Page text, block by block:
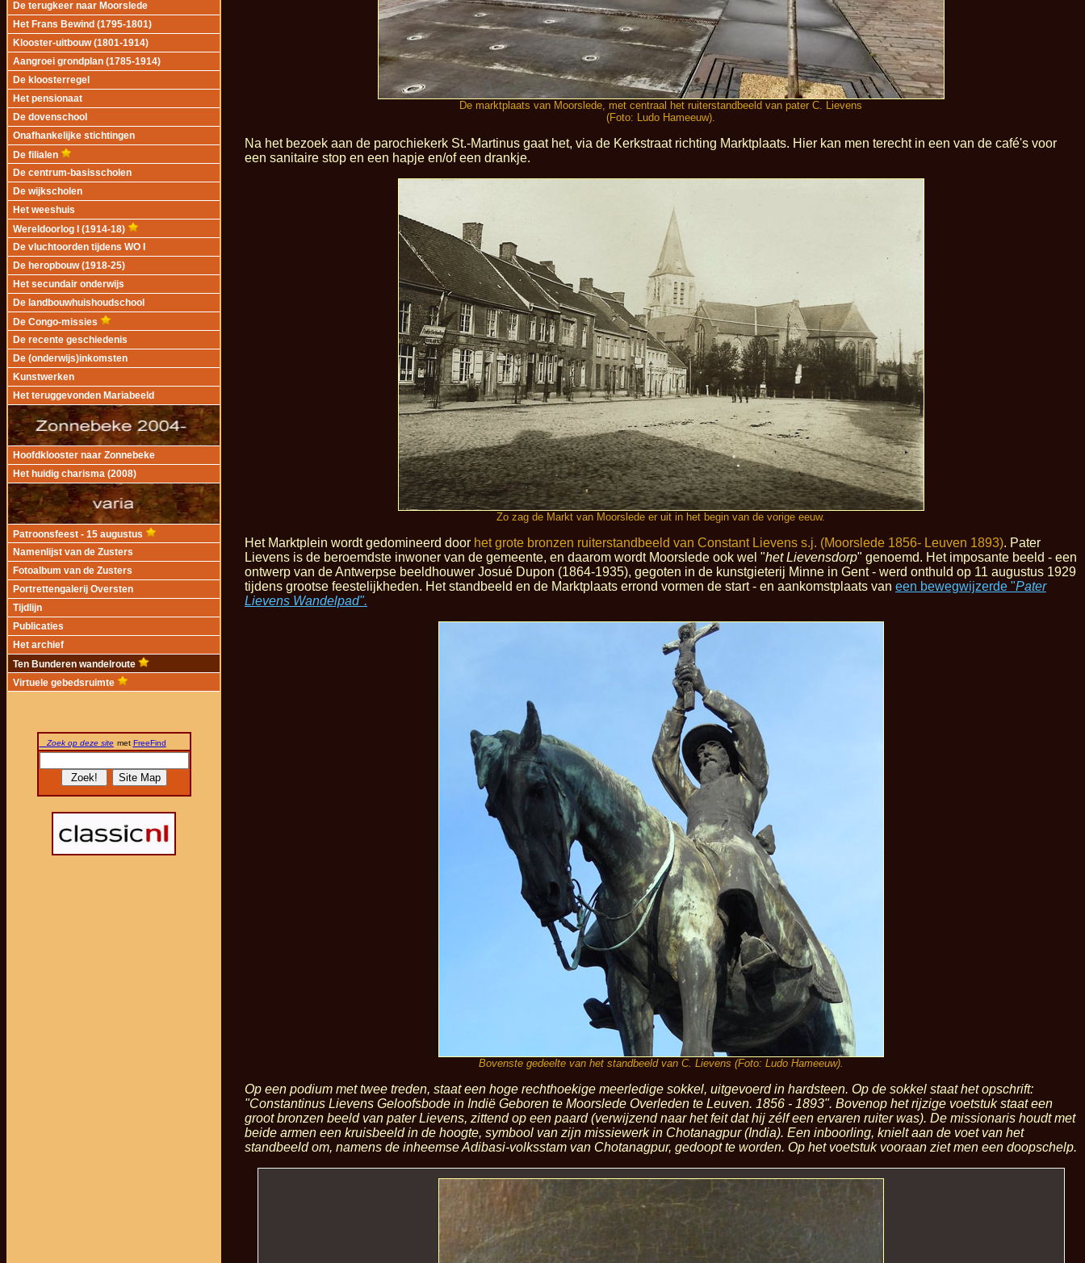
De terugkeer naar Moorslede
Het Frans Bewind (1795-1801)
Klooster-uitbouw (1801-1914)
Aangroei grondplan (1785-1914)
De kloosterregel
Het pensionaat
De dovenschool
Onafhankelijke stichtingen
De filialen
De centrum-basisscholen
De wijkscholen
Het weeshuis
Wereldoorlog I (1914-18)
De vluchtoorden tijdens WO I
De heropbouw (1918-25)
Het secundair onderwijs
De landbouwhuishoudschool
De Congo-missies
De recente geschiedenis
De (onderwijs)inkomsten
Kunstwerken
Het teruggevonden Mariabeeld
Hoofdklooster naar Zonnebeke
Het huidig charisma (2008)
Patroonsfeest - 15 augustus
Namenlijst van de Zusters
Fotoalbum van de Zusters
Portrettengalerij Oversten
Tijdlijn
Publicaties
Het archief
Ten Bunderen wandelroute
Virtuele gebedsruimte
Zoek op deze site met FreeFind
De marktplaats van Moorslede, met centraal het ruiterstandbeeld van pater C. Lievens
(Foto: Ludo Hameeuw).
Na het bezoek aan de parochiekerk St.-Martinus gaat het, via de Kerkstraat richting Marktplaats. Hier kan men terecht in een van de café's voor
een sanitaire stop en een hapje en/of een drankje.
Zo zag de Markt van Moorslede er uit in het begin van de vorige eeuw.
Het Marktplein wordt gedomineerd door het grote bronzen ruiterstandbeeld van Constant Lievens s.j. (Moorslede 1856- Leuven 1893). Pater
Lievens is de beroemdste inwoner van de gemeente, en daarom wordt Moorslede ook wel "het Lievensdorp" genoemd. Het imposante beeld - een
ontwerp van de Antwerpse beeldhouwer Josué Dupon (1864-1935), gegoten in de kunstgieterij Minne in Gent - werd onthuld op 11 augustus 1929
tijdens grootse feestelijkheden. Het standbeeld en de Marktplaats errond vormen de start - en aankomstplaats van een bewegwijzerde "Pater
Lievens Wandelpad".
Bovenste gedeelte van het standbeeld van C. Lievens (Foto: Ludo Hameeuw).
Op een podium met twee treden, staat een hoge rechthoekige meerledige sokkel, uitgevoerd in hardsteen. Op de sokkel staat het opschrift:
"Constantinus Lievens Geloofsbode in Indië Geboren te Moorslede Overleden te Leuven. 1856 - 1893". Bovenop het rijzige voetstuk staat een
groot bronzen beeld van pater Lievens, zittend op een paard (verwijzend naar het feit dat hij zélf een ervaren ruiter was). De missionaris houdt met
beide armen een kruisbeeld in de hoogte, symbool van zijn missiewerk in Chotanagpur (India). Een inboorling, knielt aan de voet van het
standbeeld om, namens de inheemse Adibasi-volksstam van Chotanagpur, gedoopt te worden. Op het voetstuk vooraan ziet men een doopschelp.